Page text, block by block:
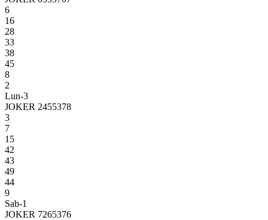
6
16
28
33
38
45
8
2
Lun-3
JOKER 2455378
3
7
15
42
43
49
44
9
Sab-1
JOKER 7265376